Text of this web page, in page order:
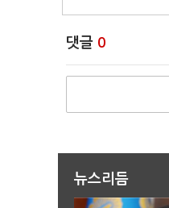
댓글 0
뉴스리듬